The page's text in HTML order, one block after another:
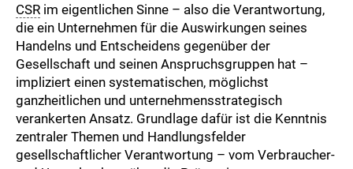
CSR im eigentlichen Sinne – also die Verantwortung,
die ein Unternehmen für die Auswirkungen seines
Handelns und Entscheidens gegenüber der
Gesellschaft und seinen Anspruchsgruppen hat –
impliziert einen systematischen, möglichst
ganzheitlichen und unternehmensstrategisch
verankerten Ansatz. Grundlage dafür ist die Kenntnis
zentraler Themen und Handlungsfelder
gesellschaftlicher Verantwortung – vom Verbraucher-